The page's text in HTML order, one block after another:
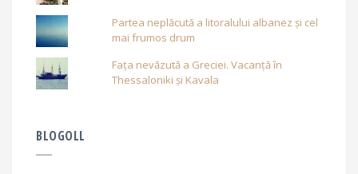
Partea neplăcută a litoralului albanez și cel
mai frumos drum
Fața nevăzută a Greciei. Vacanță în
Thessaloniki și Kavala
BLOGOLL